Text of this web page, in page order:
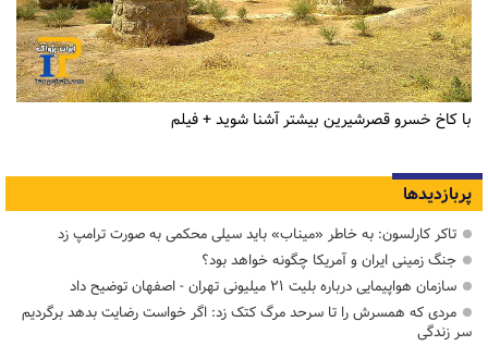
با کاخ خسرو قصرشیرین بیشتر آشنا شوید + فیلم
پربازدیدها
تاکر کارلسون: به خاطر «میناب» باید سیلی محکمی به صورت ترامپ زد
جنگ زمینی ایران و آمریکا چگونه خواهد بود؟
سازمان هواپیمایی درباره بلیت ۲۱ میلیونی تهران - اصفهان توضیح داد
مردی که همسرش را تا سرحد مرگ کتک زد: اگر خواست رضایت بدهد برگردیم
سر زندگی